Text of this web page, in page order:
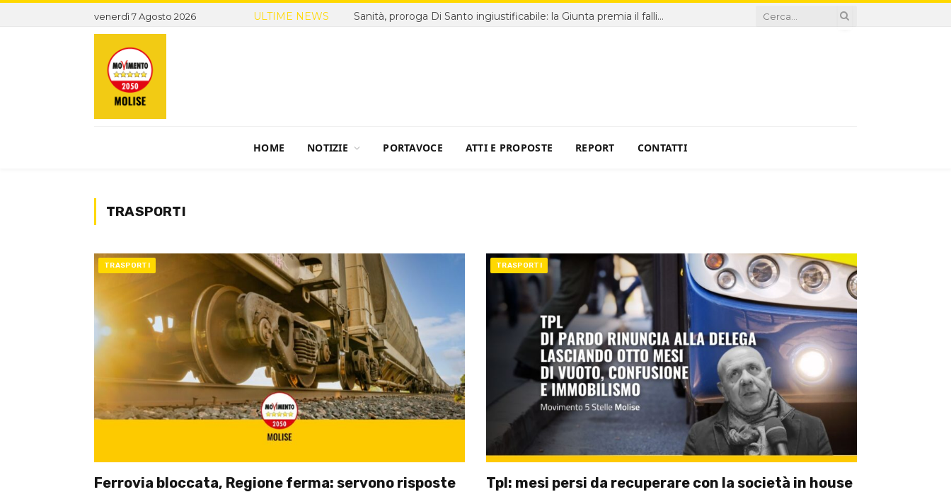
venerdì 7 Agosto 2026 ULTIME NEWS Sanità, proroga Di Santo ingiustificabile: la Giunta premia il fallimento
HOME NOTIZIE PORTAVOCE ATTI E PROPOSTE REPORT CONTATTI
TRASPORTI
TRASPORTI
Ferrovia bloccata, Regione ferma: servono risposte
TRASPORTI
Tpl: mesi persi da recuperare con la società in house